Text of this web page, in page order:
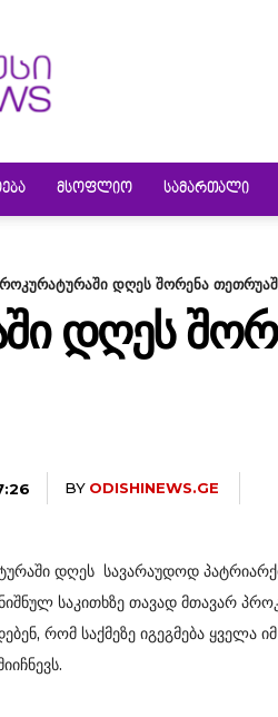
ᲛᲡᲝᲤᲚᲘᲝ ᲡᲐᲛᲐᲠᲗᲐᲚᲘ
დღეს შორენა
ᲓᲦᲔᲡ
BY ODISHINEWS.GE
დღეს სავარაუდოდ
საკითხზე თავად მთავარ
რომ საქმეზე იგეგმება ყველა